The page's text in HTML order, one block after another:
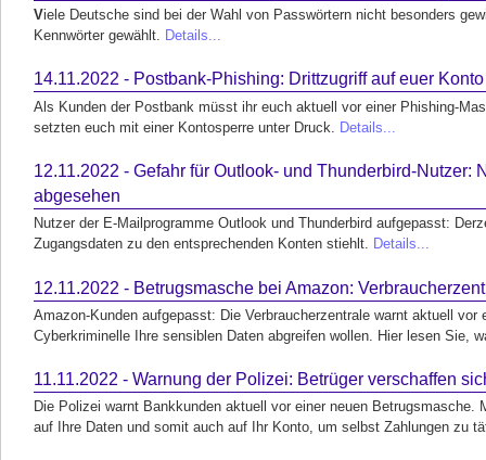
Viele Deutsche sind bei der Wahl von Passwörtern nicht besonders
Kennwörter gewählt.
Details...
14.11.2022 - Postbank-Phishing: Drittzugriff auf euer Konto
Als Kunden der Postbank müsst ihr euch aktuell vor einer Phishing-
setzten euch mit einer Kontosperre unter Druck. Details...
12.11.2022 - Gefahr für Outlook- und Thunderbird-Nutzer:
abgesehen
Nutzer der E-Mailprogramme Outlook und Thunderbird aufgepasst:
Zugangsdaten zu den entsprechenden Konten stiehlt. Details...
12.11.2022 - Betrugsmasche bei Amazon:
Amazon-Kunden aufgepasst: Die Verbraucherzentrale warnt aktuell
Cyberkriminelle Ihre sensiblen Daten abgreifen wollen. Hier lesen Sie,
11.11.2022 - Warnung der Polizei: Betrüger verschaffen
Die Polizei warnt Bankkunden aktuell vor einer neuen
auf Ihre Daten und somit auch auf Ihr Konto, um selbst Zahlungen zu